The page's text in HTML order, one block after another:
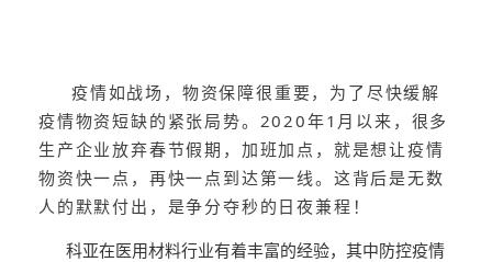
疫情如战场，物资保障很重要，为了尽快缓解
疫情物资短缺的紧张局势。2020年1月以来，很多
生产企业放弃春节假期，加班加点，就是想让疫情
物资快一点，再快一点到达第一线。这背后是无数
人的默默付出，是争分夺秒的日夜兼程！
科亚在医用材料行业有着丰富的经验，其中防控疫情